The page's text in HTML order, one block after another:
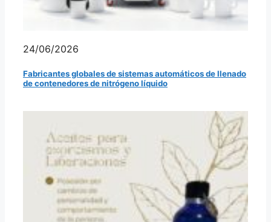
24/06/2026
Fabricantes globales de sistemas automáticos de llenado
de contenedores de nitrógeno líquido